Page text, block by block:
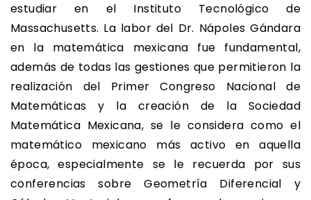
estudiar en el Instituto Tecnológico de
Massachusetts. La labor del Dr. Nápoles Gándara
en la matemática mexicana fue fundamental,
además de todas las gestiones que permitieron la
realización del Primer Congreso Nacional de
Matemáticas y la creación de la Sociedad
Matemática Mexicana, se le considera como el
matemático mexicano más activo en aquella
época, especialmente se le recuerda por sus
conferencias sobre Geometría Diferencial y